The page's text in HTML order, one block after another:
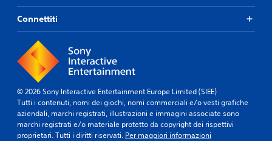
Connettiti
© 2026 Sony Interactive Entertainment Europe Limited (SIEE)
Tutti i contenuti, nomi dei giochi, nomi commerciali e/o vesti grafiche
aziendali, marchi registrati, illustrazioni e immagini associate sono
marchi registrati e/o materiale protetto da copyright dei rispettivi
proprietari. Tutti i diritti riservati. Per maggiori informazioni